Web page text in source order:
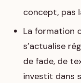
concept, pas
La formation
s’actualise
de fade, de
investit dans